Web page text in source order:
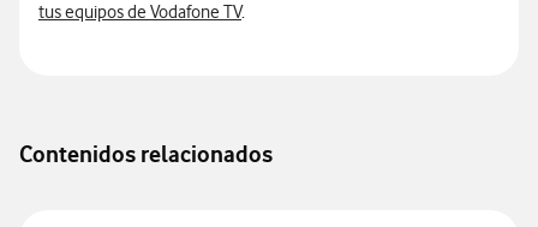
tus equipos de Vodafone TV.
Contenidos relacionados